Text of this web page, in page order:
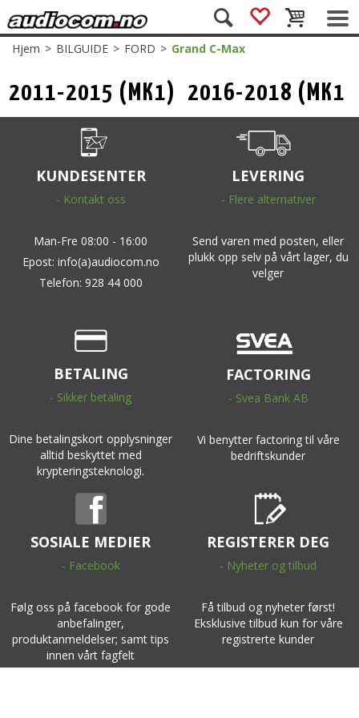
Hjem>BILGUIDE>FORD>Grand C-Max
2011-2015 (MK1)
2016-2018 (MK1
Facelift)
KUNDESENTER
- Kontakt oss
Man-Fre 08:00 - 16:00
Epost: info(a)audiocom.no
Telefon: 928 44 000
LEVERING
- Flere alternativer
Send varen med posten, eller
plukk opp selv på vårt lager, du
velger
BETALING
- Sikker betaling
Dine betalingskort opplysninger
alltid beskyttet med
krypteringsteknologi.
FACTORING
- Svea Bank AB
Vi benytter factoring til våre
bedriftskunder
SOSIALE MEDIER
- Facebook
Følg oss på facebook for gode
anbefalinger,
produktanmeldelser; samt tips
innen vårt fagfelt
REGISTERER DEG
- Nyheter og tilbud
Få tilbud og nyheter først!
Eksklusive tilbud kun for våre
registrerte kunder